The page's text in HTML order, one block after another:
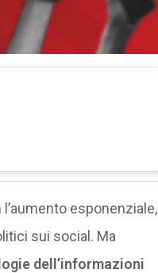
esponenziale,
sui social. Ma
dell’informazioni